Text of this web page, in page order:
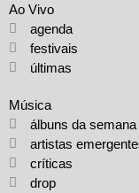
Ao Vivo
agenda
festivais
últimas
Música
álbuns da semana
artistas
críticas
drop